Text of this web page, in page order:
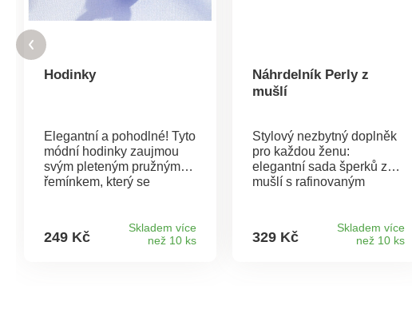
Hodinky
Elegantní a pohodlné! Tyto
módní hodinky zaujmou
svým pleteným pružným
řemínkem, který se
249 Kč
Skladem více
než 10 ks
Náhrdelník Perly z
mušlí
Stylový nezbytný doplněk
pro každou ženu:
elegantní sada šperků z
mušlí s rafinovaným
perlový náhrdelník s
magnetickým zapínáním
329 Kč
Skladem více
než 10 ks